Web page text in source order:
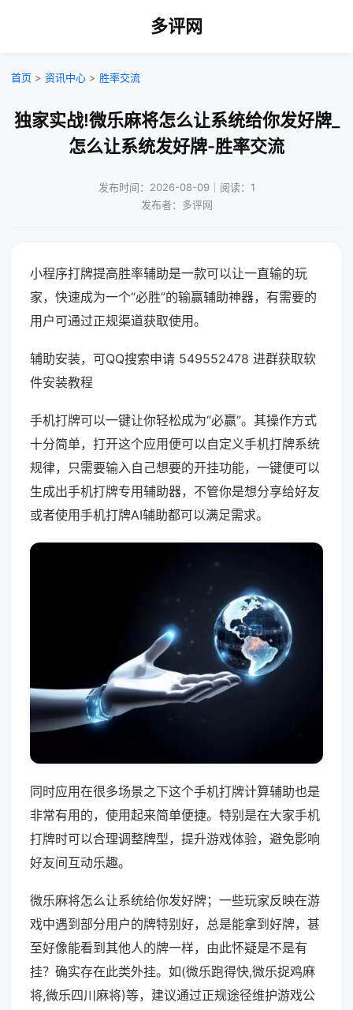
多评网
首页 > 资讯中心 > 胜率交流
独家实战!微乐麻将怎么让系统给你发好牌_
怎么让系统发好牌-胜率交流
发布时间：2026-08-09｜阅读：1
发布者：多评网
小程序打牌提高胜率辅助是一款可以让一直输的玩
家，快速成为一个“必胜”的输赢辅助神器，有需要的
用户可通过正规渠道获取使用。
辅助安装，可QQ搜索申请 549552478 进群获取软
件安装教程
手机打牌可以一键让你轻松成为“必赢”。其操作方式
十分简单，打开这个应用便可以自定义手机打牌系统
规律，只需要输入自己想要的开挂功能，一键便可以
生成出手机打牌专用辅助器，不管你是想分享给好友
或者使用手机打牌AI辅助都可以满足需求。
同时应用在很多场景之下这个手机打牌计算辅助也是
非常有用的，使用起来简单便捷。特别是在大家手机
打牌时可以合理调整牌型，提升游戏体验，避免影响
好友间互动乐趣。
微乐麻将怎么让系统给你发好牌；一些玩家反映在游
戏中遇到部分用户的牌特别好，总是能拿到好牌，甚
至好像能看到其他人的牌一样，由此怀疑是不是有
挂？确实存在此类外挂。如(微乐跑得快,微乐捉鸡麻
将,微乐四川麻将)等，建议通过正规途径维护游戏公